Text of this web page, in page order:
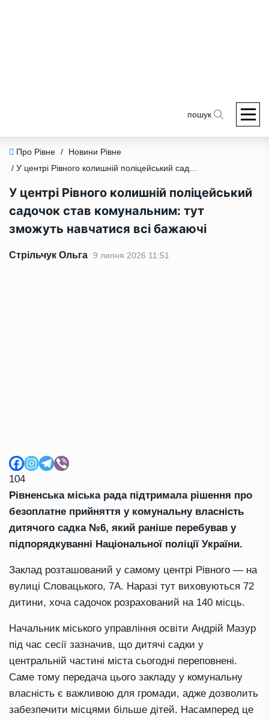
пошук
Про Рівне /
Новини Рівне
/ У центрі Рівного колишній поліцейський садочок став комунальним: тут зможуть навчатися всі бажаючі
У центрі Рівного колишній поліцейський
садочок став комунальним: тут
зможуть навчатися всі бажаючі
Стрільчук Ольга 9 липня 2026 11:51
104
Рівненська міська рада підтримала рішення про
безоплатне прийняття у комунальну власність
дитячого садка №6, який раніше перебував у
підпорядкуванні Національної поліції України.
Заклад розташований у самому центрі Рівного — на
вулиці Словацького, 7А. Наразі тут виховуються 72
дитини, хоча садочок розрахований на 140 місць.
Начальник міського управління освіти Андрій Мазур
під час сесії зазначив, що дитячі садки у
центральній частині міста сьогодні переповнені.
Саме тому передача цього закладу у комунальну
власність є важливою для громади, адже дозволить
забезпечити місцями більше дітей. Насамперед це